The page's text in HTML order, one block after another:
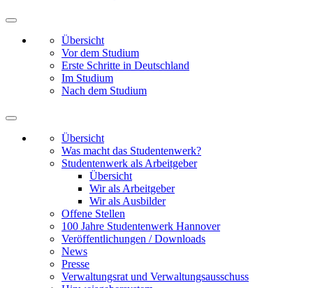
Übersicht
Vor dem Studium
Erste Schritte in Deutschland
Im Studium
Nach dem Studium
Übersicht
Was macht das Studentenwerk?
Studentenwerk als Arbeitgeber
Übersicht
Wir als Arbeitgeber
Wir als Ausbilder
Offene Stellen
100 Jahre Studentenwerk Hannover
Veröffentlichungen / Downloads
News
Presse
Verwaltungsrat und Verwaltungsausschuss